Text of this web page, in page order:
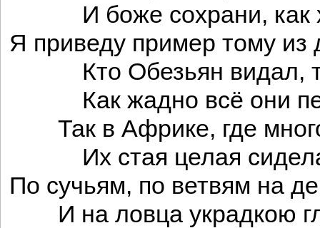
И боже сохрани, как
Я приведу пример тому из
Кто Обезьян видал,
Как жадно всё они
Так в Африке, где
Их стая целая
По сучьям, по ветвям на
И на ловца украдкою